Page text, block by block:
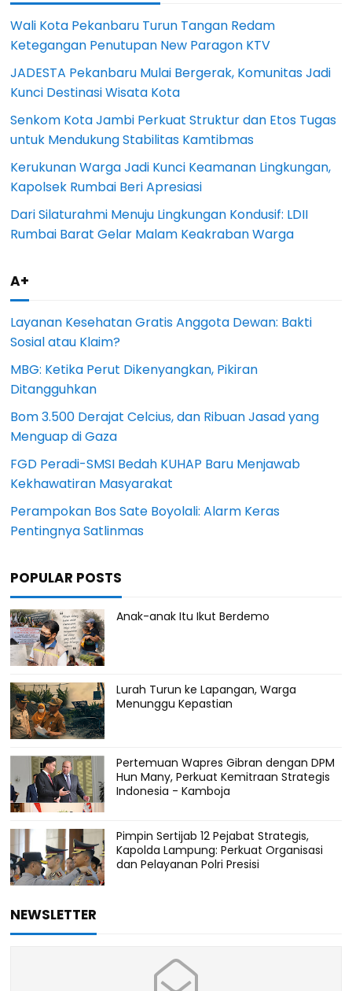
Wali Kota Pekanbaru Turun Tangan Redam
Ketegangan Penutupan New Paragon KTV
JADESTA Pekanbaru Mulai Bergerak, Komunitas Jadi
Kunci Destinasi Wisata Kota
Senkom Kota Jambi Perkuat Struktur dan Etos Tugas
untuk Mendukung Stabilitas Kamtibmas
Kerukunan Warga Jadi Kunci Keamanan Lingkungan,
Kapolsek Rumbai Beri Apresiasi
Dari Silaturahmi Menuju Lingkungan Kondusif: LDII
Rumbai Barat Gelar Malam Keakraban Warga
A+
Layanan Kesehatan Gratis Anggota Dewan: Bakti
Sosial atau Klaim?
MBG: Ketika Perut Dikenyangkan, Pikiran
Ditangguhkan
Bom 3.500 Derajat Celcius, dan Ribuan Jasad yang
Menguap di Gaza
FGD Peradi-SMSI Bedah KUHAP Baru Menjawab
Kekhawatiran Masyarakat
Perampokan Bos Sate Boyolali: Alarm Keras
Pentingnya Satlinmas
POPULAR POSTS
Anak-anak Itu Ikut Berdemo
Lurah Turun ke Lapangan, Warga
Menunggu Kepastian
Pertemuan Wapres Gibran dengan DPM
Hun Many, Perkuat Kemitraan Strategis
Indonesia - Kamboja
Pimpin Sertijab 12 Pejabat Strategis,
Kapolda Lampung: Perkuat Organisasi
dan Pelayanan Polri Presisi
NEWSLETTER